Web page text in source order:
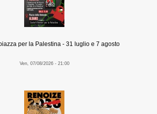
per la Palestina - 31 luglio e 7 agosto
Ven, 07/08/2026 - 21:00